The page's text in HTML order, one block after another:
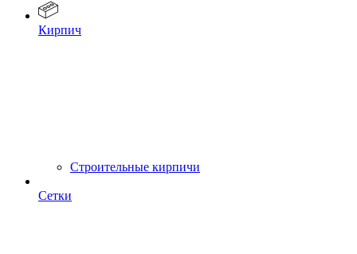
Кирпич
Строительные кирпичи
Сетки